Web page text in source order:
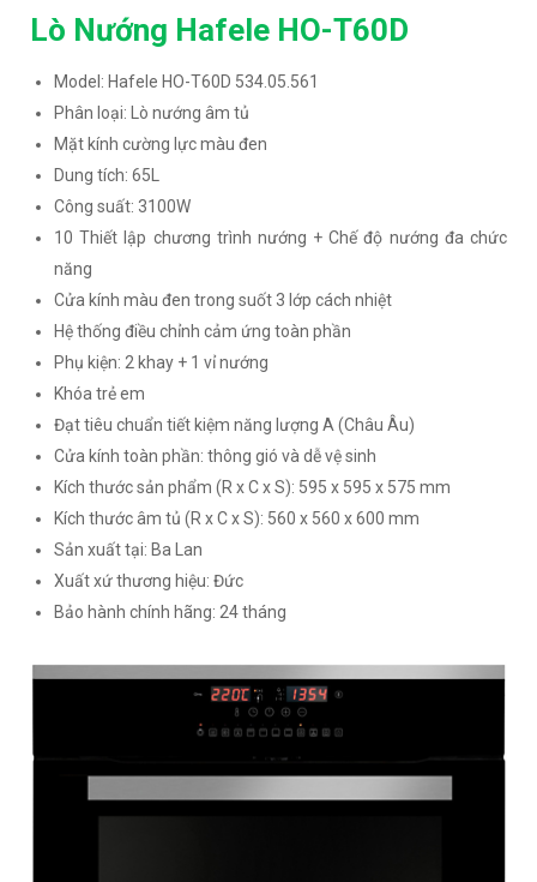
Lò Nướng Hafele HO-T60D
Model: Hafele HO-T60D 534.05.561
Phân loại: Lò nướng âm tủ
Mặt kính cường lực màu đen
Dung tích: 65L
Công suất: 3100W
10 Thiết lập chương trình nướng + Chế độ nướng đa chức
năng
Cửa kính màu đen trong suốt 3 lớp cách nhiệt
Hệ thống điều chỉnh cảm ứng toàn phần
Phụ kiện: 2 khay + 1 vỉ nướng
Khóa trẻ em
Đạt tiêu chuẩn tiết kiệm năng lượng A (Châu Âu)
Cửa kính toàn phần: thông gió và dễ vệ sinh
Kích thước sản phẩm (R x C x S): 595 x 595 x 575 mm
Kích thước âm tủ (R x C x S): 560 x 560 x 600 mm
Sản xuất tại: Ba Lan
Xuất xứ thương hiệu: Đức
Bảo hành chính hãng: 24 tháng